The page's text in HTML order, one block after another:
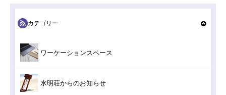
カテゴリー
ワーケーションスペース
水明荘からのお知らせ